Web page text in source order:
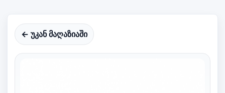
← უკან მაღაზიაში